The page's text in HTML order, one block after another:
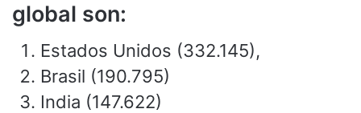
global son:
Estados Unidos (332.145),
Brasil (190.795)
India (147.622)